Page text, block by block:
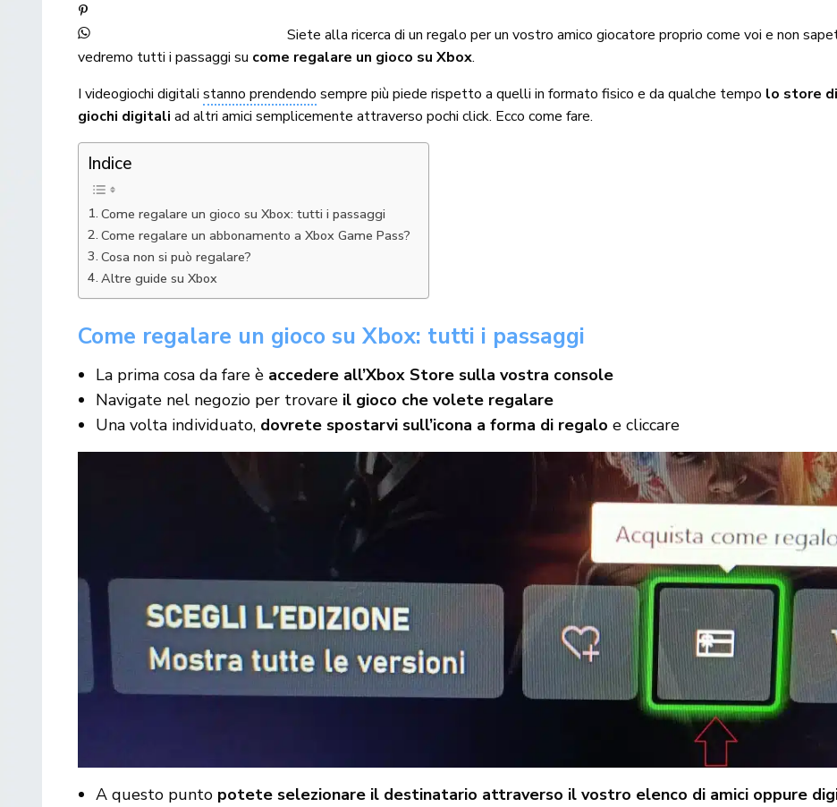
Siete alla ricerca di un regalo per un vostro amico giocatore proprio come voi e non
vedremo tutti i passaggi su come regalare un gioco su Xbox.
I videogiochi digitalistanno prendendo sempre più piede rispetto a quelli in formato fisico e da qualche tempo lo store
giochi digitali ad altri amici semplicemente attraverso pochi click. Ecco come fare.
Indice
Come regalare un gioco su Xbox: tutti i passaggi
Come regalare un abbonamento a Xbox Game Pass?
Cosa non si può regalare?
Altre guide su Xbox
Come regalare un gioco su Xbox: tutti i passaggi
La prima cosa da fare è accedere all’Xbox Store sulla vostra console
Navigate nel negozio per trovare il gioco che volete regalare
Una volta individuato, dovrete spostarvi sull’icona a forma di regalo e cliccare
A questo punto potete selezionare il destinatario attraverso il vostro elenco di amici oppure